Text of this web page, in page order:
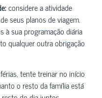
considere a atividade
seus planos de viagem.
à sua programação diária
qualquer outra obrigação
tente treinar no início
o resto da família está